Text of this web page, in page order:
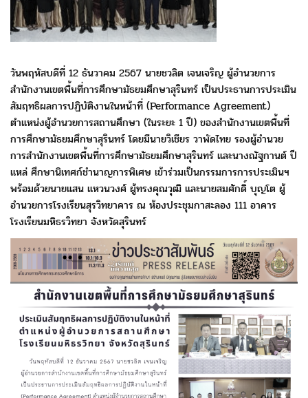
วันพฤหัสบดีที่ 12 ธันวาคม 2567 นายชวลิต เจนเจริญผู้อำนวยการ
สำนักงานเขตพื้นที่การศึกษามัธยมศึกษาสุรินทร์เป็นประธานการประเมิน
สัมฤทธิผลการปฏิบัติงานในหน้าที่(Performance Agreement)
ตำแหน่งผู้อำนวยการสถานศึกษา(ในระยะ 1 ปี) ของสำนักงานเขตพื้นที่
การศึกษามัธยมศึกษาสุรินทร์โดยมีนายวิเชียร วาพัดไทย รองผู้อำนวย
การสำนักงานเขตพื้นที่การศึกษามัธยมศึกษาสุรินทร์ และนางณัฐกานต์ ปี
แหล่ ศึกษานิเทศก์ชำนาญการพิเศษ เข้าร่วมเป็นกรรมการการประเมินฯ
พร้อมด้วยนายแสน แหวนวงศ์ผู้ทรงคุณวุฒิ และนายสมศักดิ์ บุญโต ผู้
อำนวยการโรงเรียนสุรวิทยาคาร ณ ห้องประชุมกาสะลอง 111อาคาร
โรงเรียนมหิธรวิทยา จังหวัดสุรินทร์